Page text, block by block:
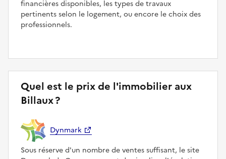
financières disponibles, les types de travaux
pertinents selon le logement, ou encore le choix des
professionnels.
Quel est le prix de l'immobilier aux
Billaux ?
Dynmark
Sous réserve d'un nombre de ventes suffisant, le site